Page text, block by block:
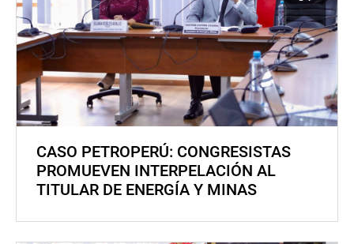
CASO PETROPERÚ: CONGRESISTAS
PROMUEVEN INTERPELACIÓN AL
TITULAR DE ENERGÍA Y MINAS